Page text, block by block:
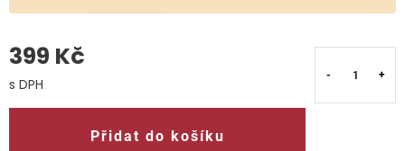
399 Kč
Přidat do košíku